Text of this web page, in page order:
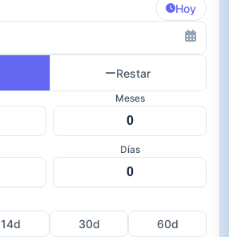
Hoy
Restar
Meses
Días
14d 30d
60d